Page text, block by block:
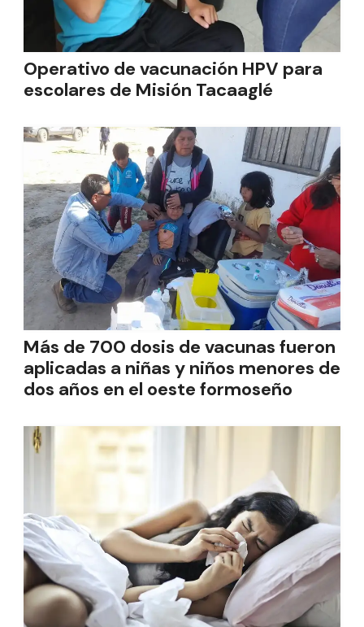
Operativo de vacunación HPV para
escolares de Misión Tacaaglé
Más de 700 dosis de vacunas fueron
aplicadas a niñas y niños menores de
dos años en el oeste formoseño